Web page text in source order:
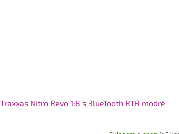
Traxxas Nitro Revo 1:8 s BlueTooth RTR modré